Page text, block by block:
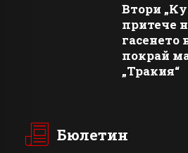
Втори
притече
гасенето
покрай
„Тракия“
Бюлетин